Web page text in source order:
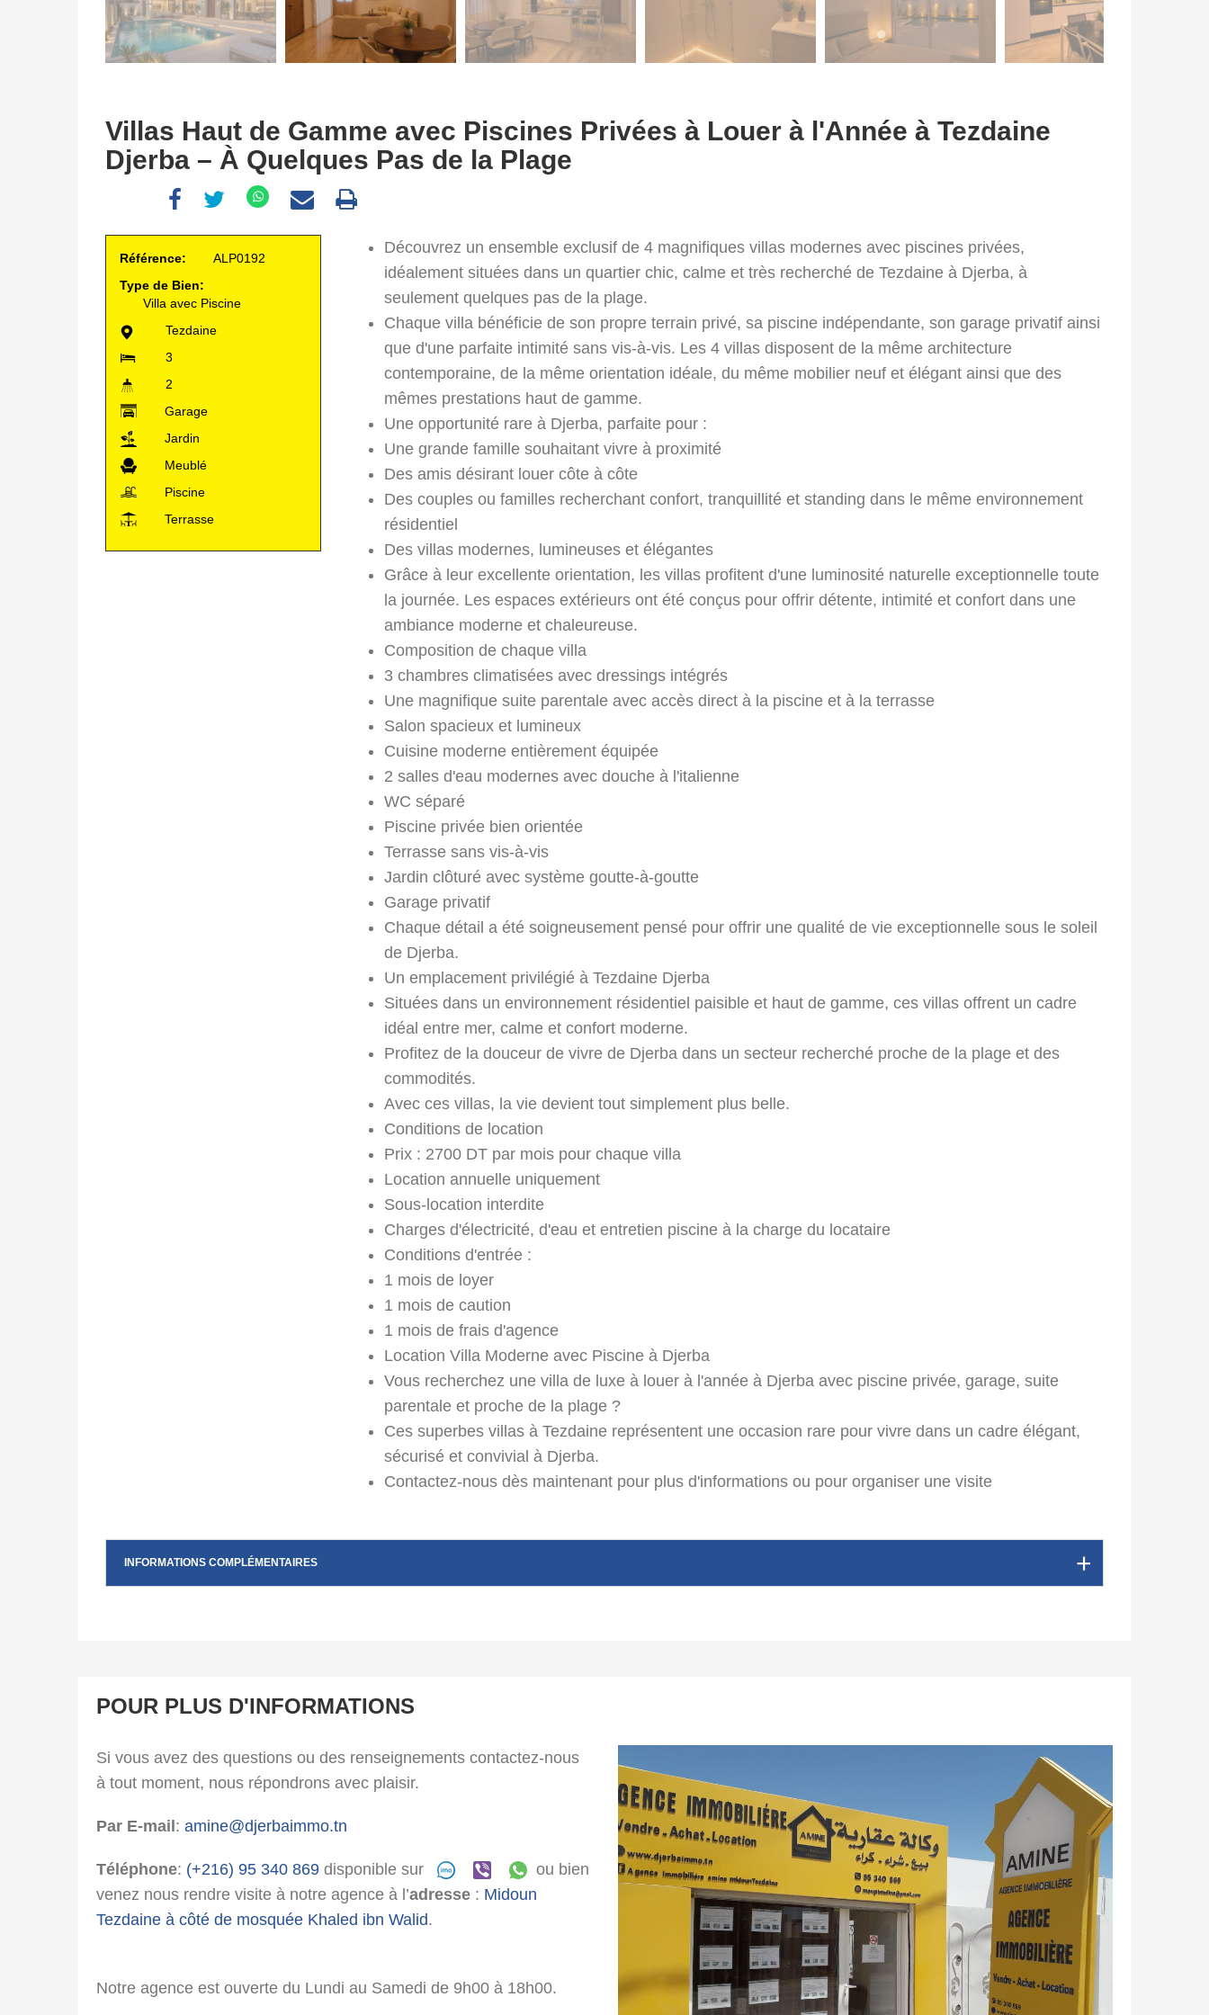
Villas Haut de Gamme avec Piscines Privées à Louer à l'Année à Tezdaine
Djerba – À Quelques Pas de la Plage
Référence:
ALP0192
Type de Bien:
Villa avec Piscine
Tezdaine
3
2
Garage
Jardin
Meublé
Piscine
Terrasse
Découvrez un ensemble exclusif de 4 magnifiques villas modernes avec piscines privées,
idéalement situées dans un quartier chic, calme et très recherché de Tezdaine à Djerba, à
seulement quelques pas de la plage.
Chaque villa bénéficie de son propre terrain privé, sa piscine indépendante, son garage privatif ainsi
que d'une parfaite intimité sans vis-à-vis. Les 4 villas disposent de la même architecture
contemporaine, de la même orientation idéale, du même mobilier neuf et élégant ainsi que des
mêmes prestations haut de gamme.
Une opportunité rare à Djerba, parfaite pour :
Une grande famille souhaitant vivre à proximité
Des amis désirant louer côte à côte
Des couples ou familles recherchant confort, tranquillité et standing dans le même environnement
résidentiel
Des villas modernes, lumineuses et élégantes
Grâce à leur excellente orientation, les villas profitent d'une luminosité naturelle exceptionnelle toute
la journée. Les espaces extérieurs ont été conçus pour offrir détente, intimité et confort dans une
ambiance moderne et chaleureuse.
Composition de chaque villa
3 chambres climatisées avec dressings intégrés
Une magnifique suite parentale avec accès direct à la piscine et à la terrasse
Salon spacieux et lumineux
Cuisine moderne entièrement équipée
2 salles d'eau modernes avec douche à l'italienne
WC séparé
Piscine privée bien orientée
Terrasse sans vis-à-vis
Jardin clôturé avec système goutte-à-goutte
Garage privatif
Chaque détail a été soigneusement pensé pour offrir une qualité de vie exceptionnelle sous le soleil
de Djerba.
Un emplacement privilégié à Tezdaine Djerba
Situées dans un environnement résidentiel paisible et haut de gamme, ces villas offrent un cadre
idéal entre mer, calme et confort moderne.
Profitez de la douceur de vivre de Djerba dans un secteur recherché proche de la plage et des
commodités.
Avec ces villas, la vie devient tout simplement plus belle.
Conditions de location
Prix : 2700 DT par mois pour chaque villa
Location annuelle uniquement
Sous-location interdite
Charges d'électricité, d'eau et entretien piscine à la charge du locataire
Conditions d'entrée :
1 mois de loyer
1 mois de caution
1 mois de frais d'agence
Location Villa Moderne avec Piscine à Djerba
Vous recherchez une villa de luxe à louer à l'année à Djerba avec piscine privée, garage, suite
parentale et proche de la plage ?
Ces superbes villas à Tezdaine représentent une occasion rare pour vivre dans un cadre élégant,
sécurisé et convivial à Djerba.
Contactez-nous dès maintenant pour plus d'informations ou pour organiser une visite
INFORMATIONS COMPLÉMENTAIRES
POUR PLUS D'INFORMATIONS
Si vous avez des questions ou des renseignements contactez-nous
à tout moment, nous répondrons avec plaisir.
Par E-mail : amine@djerbaimmo.tn
Téléphone: (+216) 95 340 869 disponible sur
ou bien
venez nous rendre visite à notre agence à l’adresse : Midoun
Tezdaine à côté de mosquée Khaled ibn Walid.
Notre agence est ouverte du Lundi au Samedi de 9h00 à 18h00.